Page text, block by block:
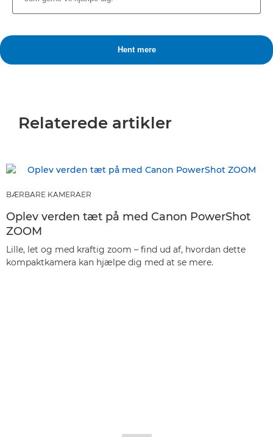
Relaterede artikler
BÆRBARE KAMERAER
Oplev verden tæt på med Canon PowerShot
ZOOM
Lille, let og med kraftig zoom – find ud af, hvordan dette
kompaktkamera kan hjælpe dig med at se mere.